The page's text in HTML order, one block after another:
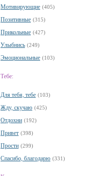
Мотивирующие (405)
Позитивные (315)
Прикольные (427)
Улыбнись (249)
Эмоциональные (103)
Тебе:
Для тебя, тебе (103)
Жду, скучаю (425)
Отдохни (192)
Привет (398)
Прости (299)
Спасибо, благодарю (331)